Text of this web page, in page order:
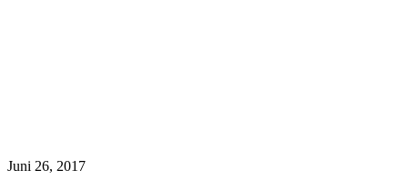
Juni 26, 2017